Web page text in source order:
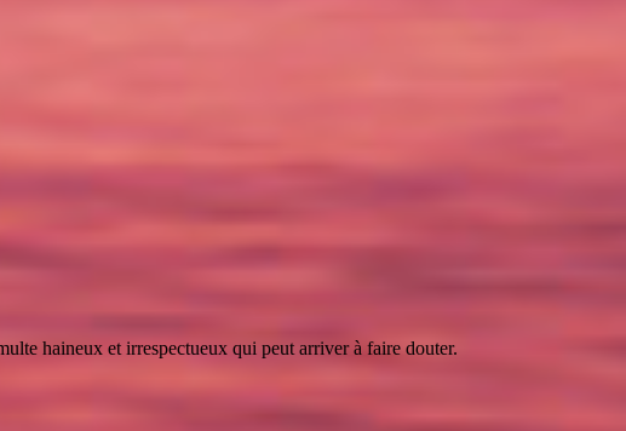
haineux et irrespectueux qui peut arriver à faire douter.